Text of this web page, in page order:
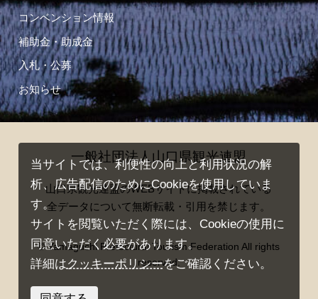
コンベンション情報
補助金・助成金
入札・公募
お知らせ
一般社団法人山口県観光連盟
山口県観光連盟のWEBサイトに掲載されている
全データについて無断転載・引用を禁じます。
© Yamaguchi Prefectural Tourism Federation All rights
reserved.
当サイトでは、利便性の向上と利用状況の解
析、広告配信のためにCookieを使用していま
す。
サイトを閲覧いただく際には、Cookieの使用に
同意いただく必要があります。
詳細はクッキーポリシーをご確認ください。